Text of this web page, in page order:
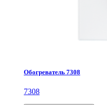
Обогреватель 7308
7308